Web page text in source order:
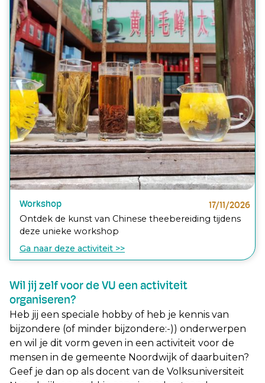
Workshop 17/11/2026
Ontdek de kunst van Chinese theebereiding tijdens
deze unieke workshop
Ga naar deze activiteit >>
Wil jij zelf voor de VU een activiteit
organiseren?
Heb jij een speciale hobby of heb je kennis van
bijzondere (of minder bijzondere:-)) onderwerpen
en wil je dit vorm geven in een activiteit voor de
mensen in de gemeente Noordwijk of daarbuiten?
Geef je dan op als docent van de Volksuniversiteit